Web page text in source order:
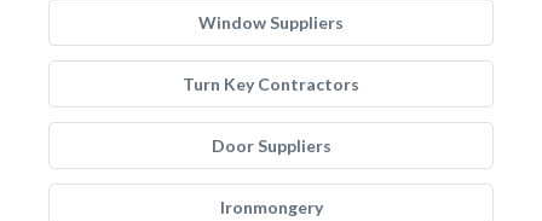
Window Suppliers
Turn Key Contractors
Door Suppliers
Ironmongery